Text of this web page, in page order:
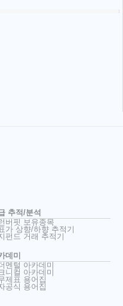
추적/분석
버핏 보유종목
가 상향/하향 추적기
펀드 거래 추적기
데미
멘털 아카데미
니컬 아카데미
제표 용어집
공식 용어집